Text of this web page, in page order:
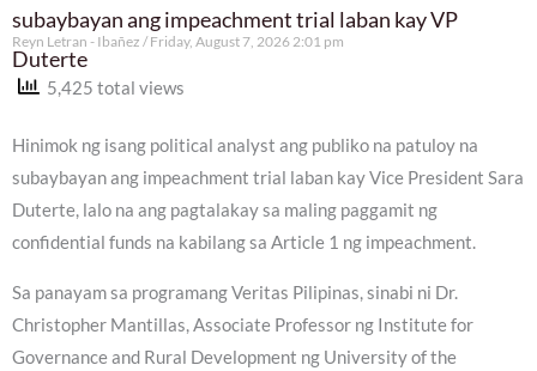
subaybayan ang impeachment trial laban kay VP
Duterte
Reyn Letran - Ibañez Friday, August 7, 2026 2:01 pm
5,425 total views
Hinimok ng isang political analyst ang publiko na patuloy na
subaybayan ang impeachment trial laban kay Vice President Sara
Duterte, lalo na ang pagtalakay sa maling paggamit ng
confidential funds na kabilang sa Article 1 ng impeachment.
Sa panayam sa programang Veritas Pilipinas, sinabi ni Dr.
Christopher Mantillas, Associate Professor ng Institute for
Governance and Rural Development ng University of the